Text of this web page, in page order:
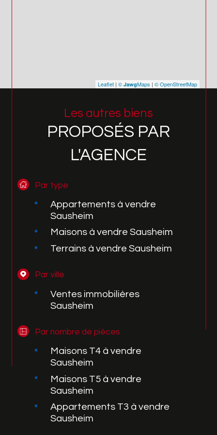
Leaflet | © JawgMaps | © OpenStreetMap
Les autres biens
PROPOSÉS PAR
L'AGENCE
Par type
Appartements à vendre
Sausheim
Maisons à vendre Sausheim
Terrains à vendre Sausheim
Par ville
Ventes immobilières
Sausheim
Par nombre de pièces
Maisons T4 à vendre
Sausheim
Maisons T5 à vendre
Sausheim
Appartements T3 à vendre
Sausheim